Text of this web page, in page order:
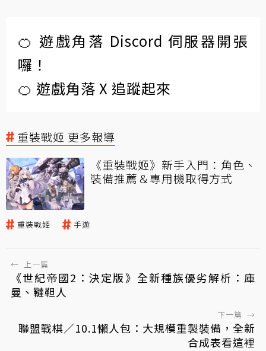
🍊 遊戲角落 Discord 伺服器開張
囉！
🍊 遊戲角落 X 追蹤起來
重裝戰姬 更多報導
《重裝戰姬》新手入門：角色、
裝備推薦＆專用機取得方式
重裝戰姬 手遊
← 上一篇
《世紀帝國2：決定版》全新種族優劣解析：庫
曼、韃靼人
下一篇 →
聯盟戰棋／10.1懶人包：大規模重製裝備，全新
合成表看這裡